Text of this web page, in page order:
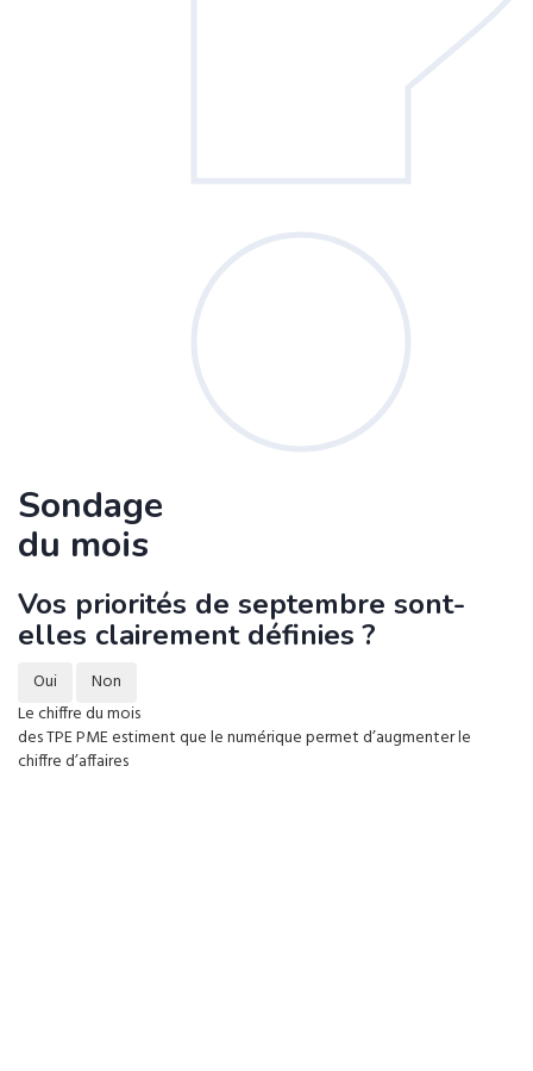
Sondage
du mois
Vos priorités de septembre sont-
elles clairement définies ?
Oui
Non
Le chiffre du mois
des TPE PME estiment que le numérique permet d’augmenter le
chiffre d’affaires